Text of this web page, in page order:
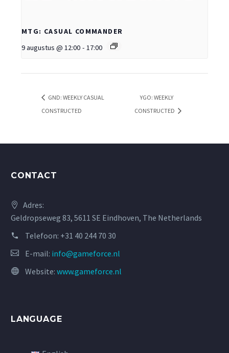
MTG: CASUAL COMMANDER
9 augustus @ 12:00 - 17:00
GND: WEEKLY CASUAL
CONSTRUCTED
YGO: WEEKLY
CONSTRUCTED
CONTACT
Adres:
Geldropseweg 83, 5611 SE Eindhoven, The Netherlands
Telefoon: +31 40 244 70 30
E-mail: info@gameforce.nl
Website: www.gameforce.nl
LANGUAGE